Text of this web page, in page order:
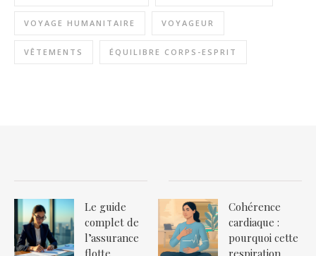
VOYAGE HUMANITAIRE VOYAGEUR
VÊTEMENTS ÉQUILIBRE CORPS-ESPRIT
Le guide
complet de
l’assurance
flotte
Cohérence
cardiaque :
pourquoi cette
respiration